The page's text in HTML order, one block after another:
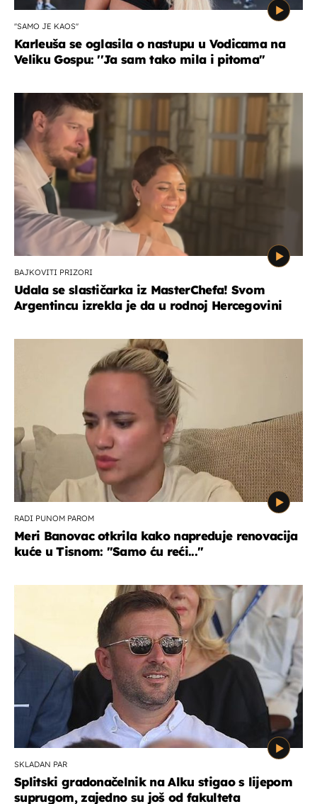
''SAMO JE KAOS''
Karleuša se oglasila o nastupu u Vodicama na
Veliku Gospu: ''Ja sam tako mila i pitoma''
BAJKOVITI PRIZORI
Udala se slastičarka iz MasterChefa! Svom
Argentincu izrekla je da u rodnoj Hercegovini
RADI PUNOM PAROM
Meri Banovac otkrila kako napreduje renovacija
kuće u Tisnom: "Samo ću reći..."
SKLADAN PAR
Splitski gradonačelnik na Alku stigao s lijepom
suprugom, zajedno su još od fakulteta